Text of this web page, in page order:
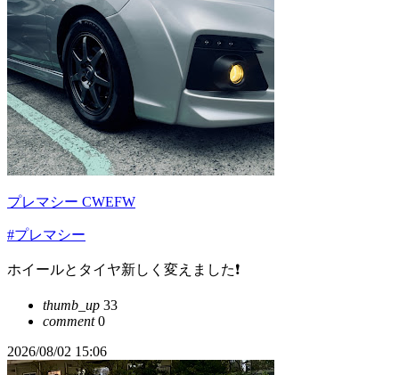
プレマシー CWEFW
#プレマシー
ホイールとタイヤ新しく変えました❗
thumb_up 33
comment0
2026/08/02 15:06